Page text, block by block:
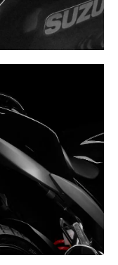
en la combustión
LED
no solo termina por
también ayuda
que vienen